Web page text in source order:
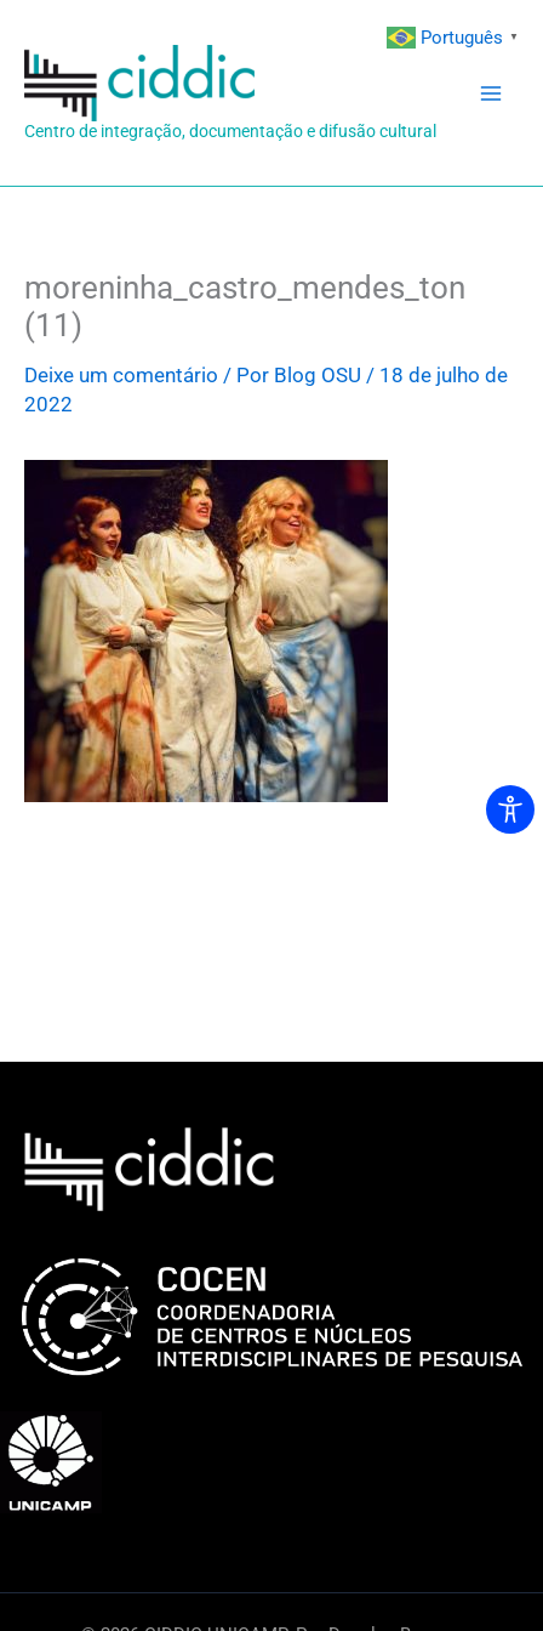
para
conteúdo
Centro de integração, documentação e difusão cultural
moreninha_castro_mendes_ton
(11)
Deixe um comentário / Por Blog OSU / 18 de julho de
2022
Português ▼